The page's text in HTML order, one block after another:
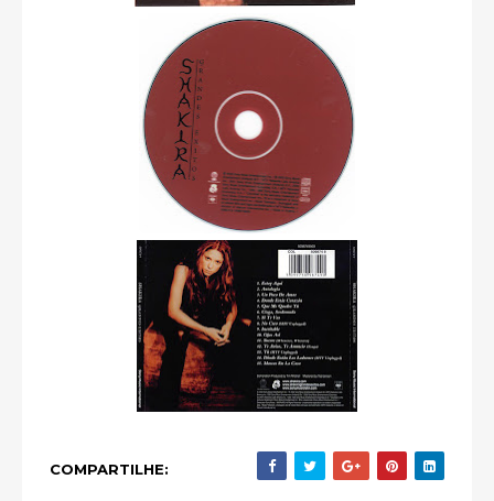
COMPARTILHE: